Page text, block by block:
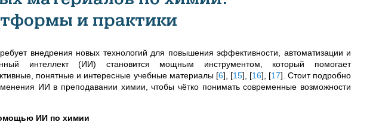
и практики
внедрения новых технологий для повышения эффективности, автоматизации и
интеллект (ИИ) становится мощным инструментом, который помогает
понятные и интересные учебные материалы [6] [15] [16] [17] . Стоит подробно
ИИ в преподавании химии, чтобы чётко понимать современные возможности
ИИ по химии